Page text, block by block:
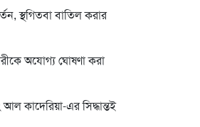
স্থগিতবা বাতিল করার
অযোগ্য ঘোষণা করা
কাদেরিয়া-এর সিদ্ধান্তই